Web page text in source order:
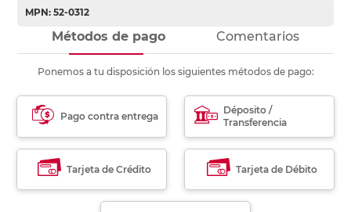
MPN: 52-0312
Métodos de pago Comentarios
Ponemos a tu disposición los siguientes métodos de pago:
Pago contra entrega
Déposito /
Transferencia
Tarjeta de Crédito Tarjeta de Débito